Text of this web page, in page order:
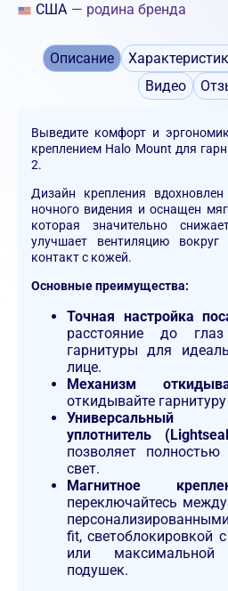
США — родина бренда
Описание
Видео
Выведите комфорт и
креплением Halo Mount для
2.
Дизайн крепления
ночного видения и оснащен
которая значительно
улучшает вентиляцию
контакт с кожей.
Основные преимущества:
Точная настройка
расстояние до
гарнитуры для
лице.
Механизм
откидывайте
Универсальный
уплотнитель
позволяет
свет.
Магнитное
переключайтесь
fit, светоблокировкой
или максимальной
подушек.